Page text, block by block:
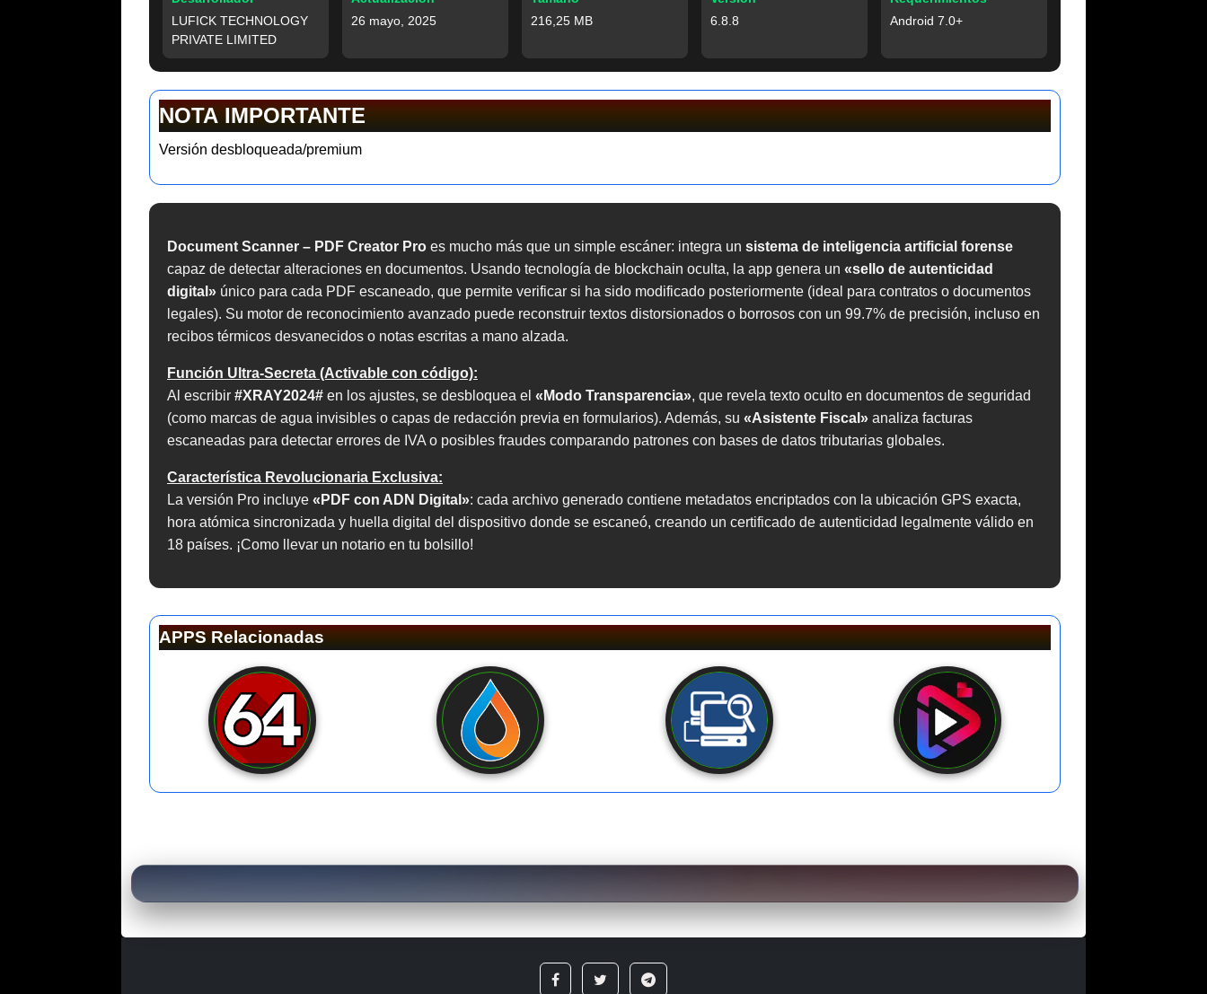
LUFICK TECHNOLOGY
PRIVATE LIMITED
26 mayo, 2025
216,25 MB
6.8.8
Android 7.0+
NOTA IMPORTANTE
Versión desbloqueada/premium
Document Scanner – PDF Creator Pro es mucho más que un simple escáner: integra un sistema de inteligencia artificial forense
capaz de detectar alteraciones en documentos. Usando tecnología de blockchain oculta, la app genera un «sello de autenticidad
digital» único para cada PDF escaneado, que permite verificar si ha sido modificado posteriormente (ideal para contratos o documentos
legales). Su motor de reconocimiento avanzado puede reconstruir textos distorsionados o borrosos con un 99.7% de precisión, incluso en
recibos térmicos desvanecidos o notas escritas a mano alzada.
Función Ultra-Secreta (Activable con código):
Al escribir #XRAY2024# en los ajustes, se desbloquea el «Modo Transparencia», que revela texto oculto en documentos de seguridad
(como marcas de agua invisibles o capas de redacción previa en formularios). Además, su «Asistente Fiscal» analiza facturas
escaneadas para detectar errores de IVA o posibles fraudes comparando patrones con bases de datos tributarias globales.
Característica Revolucionaria Exclusiva:
La versión Pro incluye «PDF con ADN Digital»: cada archivo generado contiene metadatos encriptados con la ubicación GPS exacta,
hora atómica sincronizada y huella digital del dispositivo donde se escaneó, creando un certificado de autenticidad legalmente válido en
18 países. ¡Como llevar un notario en tu bolsillo!
APPS Relacionadas